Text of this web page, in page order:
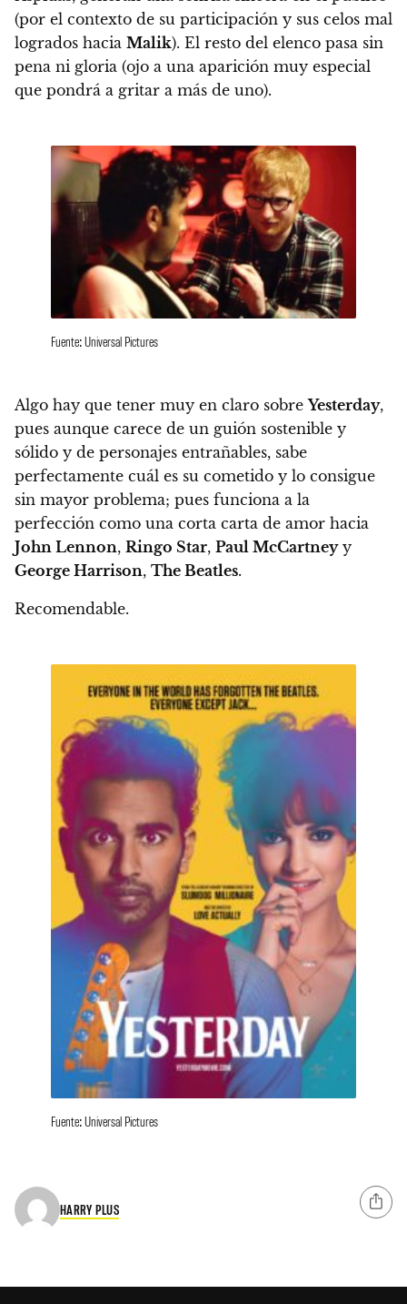
(por el contexto de su participación y sus celos mal
logrados hacia Malik). El resto del elenco pasa sin
pena ni gloria (ojo a una aparición muy especial
que pondrá a gritar a más de uno).
Fuente: Universal Pictures
Algo hay que tener muy en claro sobreYesterday,
pues aunque carece de un guión sostenible y
sólido y de personajes entrañables, sabe
perfectamente cuál es su cometido y lo consigue
sin mayor problema; pues funciona a la
perfección como una corta carta de amor hacia
John Lennon, Ringo Star, Paul McCartneyy
George Harrison, The Beatles.
Recomendable.
Fuente: Universal Pictures
HARRY PLUS